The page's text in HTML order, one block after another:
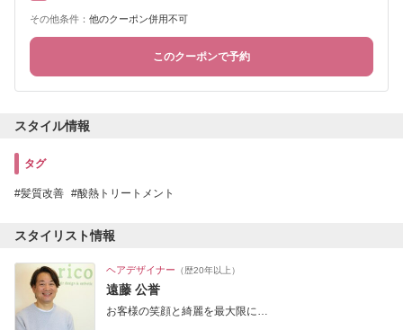
その他条件： 他のクーポン併用不可
このクーポンで予約
スタイル情報
タグ
髪質改善 酸熱トリートメント
スタイリスト情報
ヘアデザイナー （歴20年以上）
遠藤 公誉
お客様の笑顔と綺麗を最大限に…